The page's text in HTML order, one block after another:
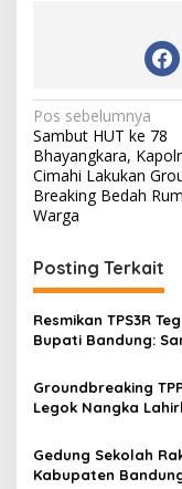
N
a
v
i
a
s
i
o
Pos sebelumnya
Sambut HUT ke 78
Bhayangkara,
Cimahi Lakukan
Breaking Bedah
Warga
Posting Terkait
Resmikan TPS3R
Bupati Bandung:
Pemerintah
Groundbreaking
Legok Nangka
Penyelesaian
Bandung Raya
Gedung Sekolah
Kabupaten